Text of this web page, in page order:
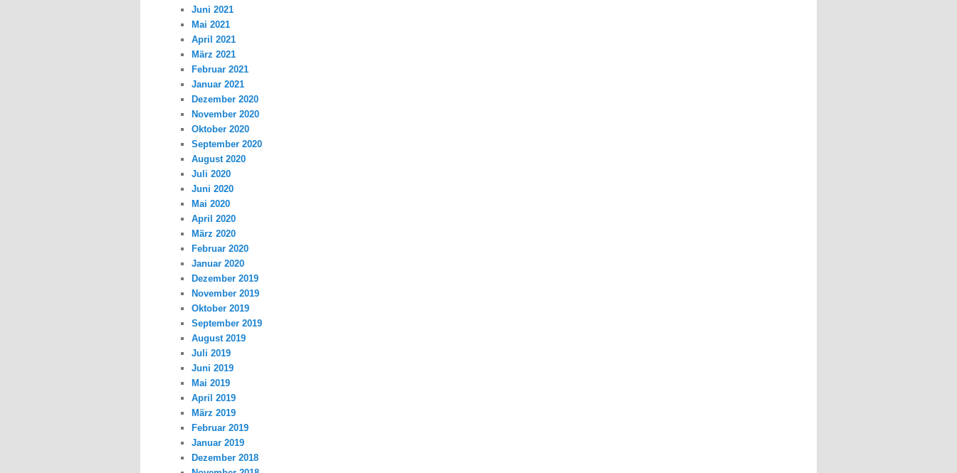
Juni 2021
Mai 2021
April 2021
März 2021
Februar 2021
Januar 2021
Dezember 2020
November 2020
Oktober 2020
September 2020
August 2020
Juli 2020
Juni 2020
Mai 2020
April 2020
März 2020
Februar 2020
Januar 2020
Dezember 2019
November 2019
Oktober 2019
September 2019
August 2019
Juli 2019
Juni 2019
Mai 2019
April 2019
März 2019
Februar 2019
Januar 2019
Dezember 2018